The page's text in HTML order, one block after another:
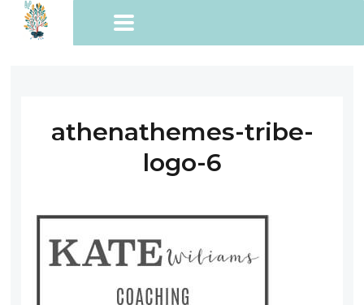
athenathemes-tribe-
logo-6